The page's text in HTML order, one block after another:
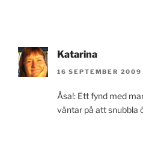
Katarina
16 SEPTEMBER
Åsa!: Ett fynd med
väntar på att snubbla